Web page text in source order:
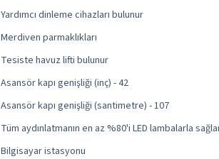
Yardımcı dinleme cihazları bulunur
Merdiven parmaklıkları
Tesiste havuz lifti bulunur
Asansör kapı genişliği (inç) - 42
Asansör kapı genişliği (santimetre) - 107
Tüm aydınlatmanın en az %80'i LED lambalarla
Bilgisayar istasyonu